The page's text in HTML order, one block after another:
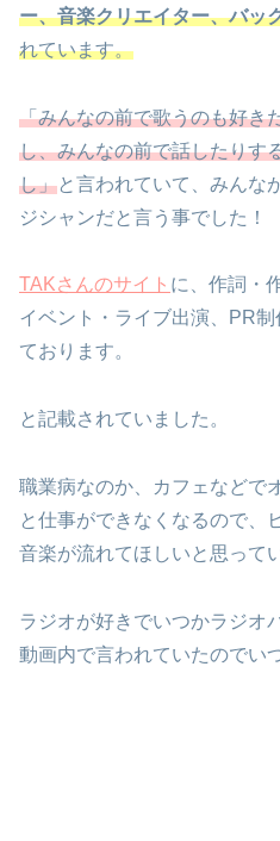
ー、音楽クリエイター、バッ
れています。
「みんなの前で歌うのも好き
し、みんなの前で話したりす
し」と言われていて、みんな
ジシャンだと言う事でした！
TAKさんのサイト に、作詞・
イベント・ライブ出演、PR
ております。
と記載されていました。
職業病なのか、カフェなどで
と仕事ができなくなるので、
音楽が流れてほしいと思って
ラジオが好きでいつかラジオ
動画内で言われていたのでい